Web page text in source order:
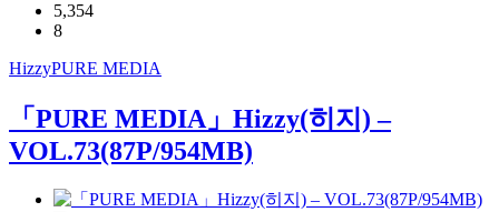
5,354
8
HizzyPURE MEDIA
「PURE MEDIA」Hizzy(히지) –
VOL.73(87P/954MB)